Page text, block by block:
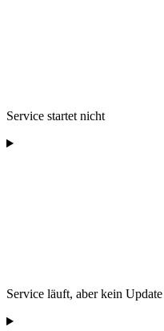
Service startet nicht
Service läuft, aber kein Update